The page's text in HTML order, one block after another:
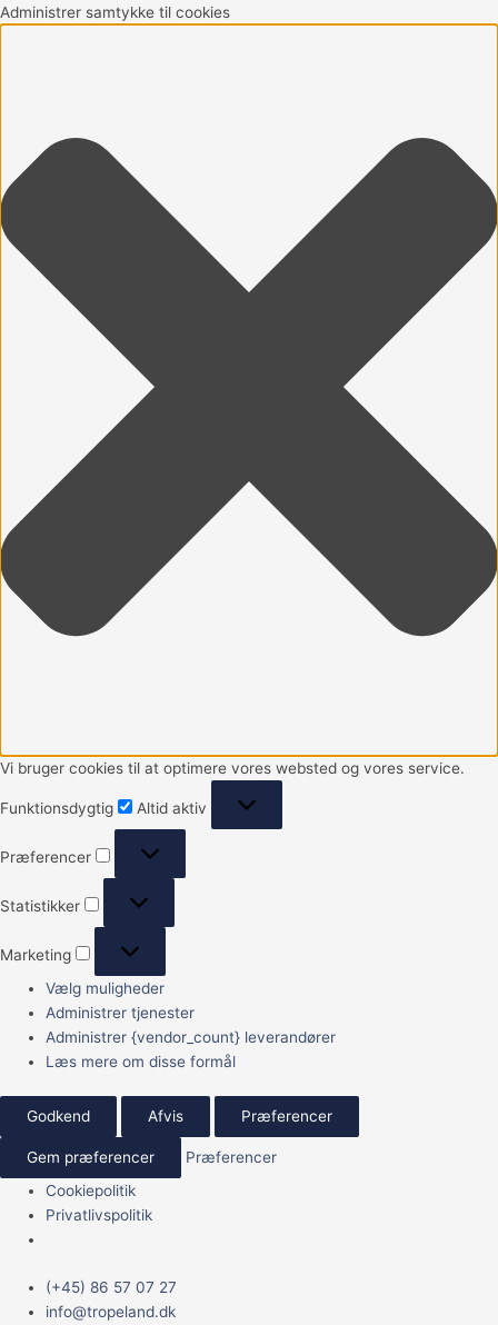
Administrer samtykke til cookies
Vi bruger cookies til at optimere vores websted og vores service.
Funktionsdygtig
Funktionsdygtig
Altid aktiv
Præferencer
Præferencer
Statistikker
Statistikker
Marketing
Marketing
Vælg muligheder
Administrer tjenester
Administrer {vendor_count} leverandører
Læs mere om disse formål
Godkend Afvis Præferencer
Gem præferencer
Præferencer
Cookiepolitik
Privatlivspolitik
Gå
(+45) 86 57 07 27
info@tropeland.dk
Main
Menu